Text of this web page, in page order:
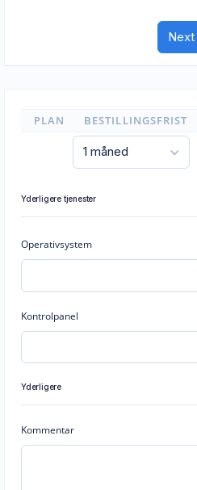
PLAN BESTILLINGSFRIST
Yderligere tjenester
Operativsystem
Kontrolpanel
Yderligere
Kommentar